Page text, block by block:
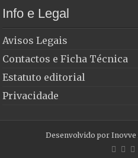
Info e Legal
Avisos Legais
Contactos e Ficha Técnica
Estatuto editorial
Privacidade
Desenvolvido por Inovve